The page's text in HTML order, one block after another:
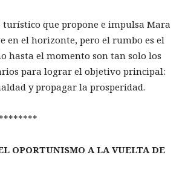
turístico que propone e impulsa Mara
en el horizonte, pero el rumbo es el
hasta el momento son tan solo los
para lograr el objetivo principal:
y propagar la prosperidad.
OPORTUNISMO A LA VUELTA DE